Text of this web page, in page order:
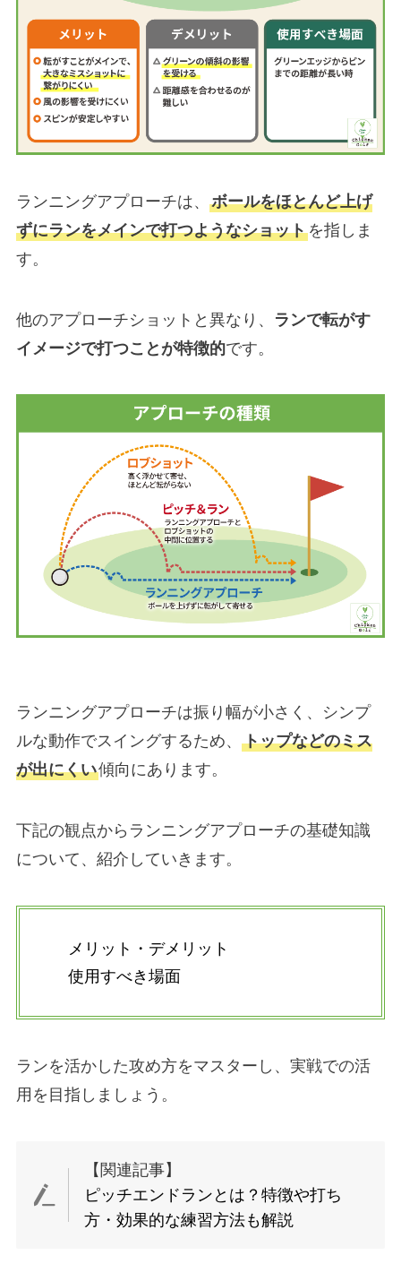
ランニングアプローチは、 ボールをほとんど上げ
ずにランをメインで打つようなショットを指しま
す。
他のアプローチショットと異なり、
ランで転がす
イメージで打つことが特徴的です。
ランニングアプローチは振り幅が小さく、シンプ
ルな動作でスイングするため、 トップなどのミス
が出にくい傾向にあります。
下記の観点からランニングアプローチの基礎知識
について、紹介していきます。
メリット・デメリット
使用すべき場面
ランを活かした攻め方をマスターし、実戦での活
用を目指しましょう。
【関連記事】
ピッチエンドランとは？特徴や打ち
方・効果的な練習方法も解説